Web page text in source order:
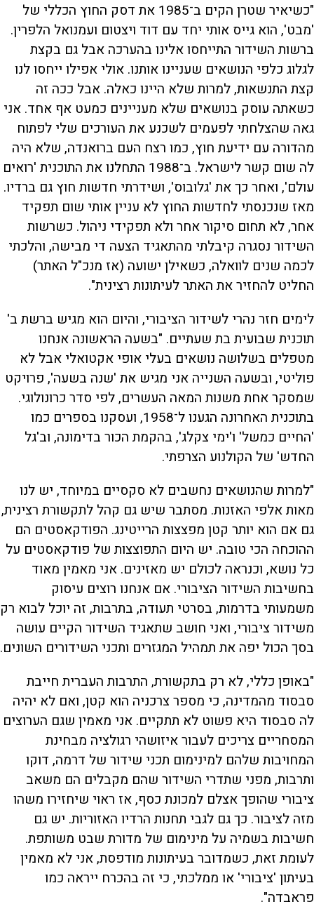
"כשיאיר שטרן הקים ב־1985 את דסק החוץ הכללי של
'מבט', הוא גייס אותי יחד עם דוד ויצטום ועמנואל הלפרין.
ברשות השידור התייחסו אלינו בהערכה אבל גם בקצת
לגלוג כלפי הנושאים שעניינו אותנו. אולי אפילו ייחסו לנו
קצת התנשאות, למרות שלא היינו כאלה. אבל ככה זה
כשאתה עוסק בנושאים שלא מעניינים כמעט אף אחד. אני
גאה שהצלחתי לפעמים לשכנע את העורכים שלי לפתוח
מהדורה עם ידיעת חוץ, כמו רצח העם ברואנדה, שלא היה
לה שום קשר לישראל. ב־1988 התחלנו את התוכנית 'רואים
עולם', ואחר כך את 'גלובוס', ושידרתי חדשות חוץ גם ברדיו.
מאז שנכנסתי לחדשות החוץ לא עניין אותי שום תפקיד
אחר, לא תחום סיקור אחר ולא תפקידי ניהול. כשרשות
השידור נסגרה קיבלתי מהתאגיד הצעה די מבישה, והלכתי
לכמה שנים לוואלה, כשאילן ישועה (אז מנכ"ל האתר)
החליט להחזיר את האתר לעיתונות רצינית".
לימים חזר נהרי לשידור הציבורי, והיום הוא מגיש ברשת ב'
תוכנית שבועית בת שעתיים. "בשעה הראשונה אנחנו
מטפלים בשלושה נושאים בעלי אופי אקטואלי אבל לא
פוליטי, ובשעה השנייה אני מגיש את 'שנה בשעה', פרויקט
שמסקר אחת משנות המאה העשרים, לפי סדר כרונולוגי.
בתוכנית האחרונה הגענו ל־1958, ועסקנו בספרים כמו
'החיים כמשל' ו'ימי צקלג', בהקמת הכור בדימונה, וב'גל
החדש' של הקולנוע הצרפתי.
"למרות שהנושאים נחשבים לא סקסיים במיוחד, יש לנו
מאות אלפי האזנות. מסתבר שיש גם קהל לתקשורת רצינית,
גם אם הוא יותר קטן מפצצות הרייטינג. הפודקאסטים הם
ההוכחה הכי טובה. יש היום התפוצצות של פודקאסטים על
כל נושא, וכנראה לכולם יש מאזינים. אני מאמין מאוד
בחשיבות השידור הציבורי. אם אנחנו רוצים עיסוק
משמעותי בדרמות, בסרטי תעודה, בתרבות, זה יוכל לבוא רק
משידור ציבורי, ואני חושב שתאגיד השידור הקיים עושה
בסך הכול יפה את תמהיל המגזרים ותכני השידורים השונים.
"באופן כללי, לא רק בתקשורת, התרבות העברית חייבת
סבסוד מהמדינה, כי מספר צרכניה הוא קטן, ואם לא יהיה
לה סבסוד היא פשוט לא תתקיים. אני מאמין שגם הערוצים
המסחריים צריכים לעבור איזושהי רגולציה מבחינת
המחויבות שלהם למינימום תכני שידור של דרמה, דוקו
ותרבות, מפני שתדרי השידור שהם מקבלים הם משאב
ציבורי שהופך אצלם למכונת כסף, אז ראוי שיחזירו משהו
מזה לציבור. כך גם לגבי תחנות הרדיו האזוריות. יש גם
חשיבות בשמיה על מינימום של מדורת שבט משותפת.
לעומת זאת, כשמדובר בעיתונות מודפסת, אני לא מאמין
בעיתון 'ציבורי' או ממלכתי, כי זה בהכרח ייראה כמו
פראבדה".